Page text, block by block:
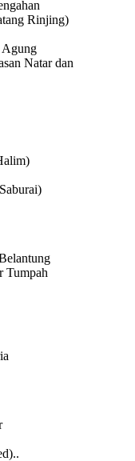
Rinjing)
Agung
Natar dan
Tumpah